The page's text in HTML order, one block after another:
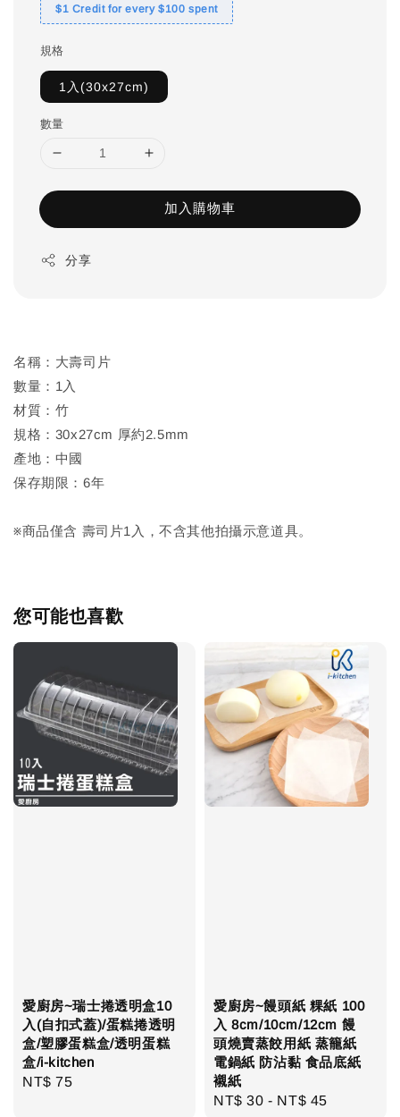
$1 Credit for every $100 spent
規格
1入(30x27cm)
數量
加入購物車
分享
名稱：大壽司片
數量：1入
材質：竹
規格：30x27cm 厚約2.5mm
產地：中國
保存期限：6年
※商品僅含 壽司片1入，不含其他拍攝示意道具。
您可能也喜歡
愛廚房~瑞士捲透明盒10
入(自扣式蓋)/蛋糕捲透明
盒/塑膠蛋糕盒/透明蛋糕
盒/i-kitchen
Regular
NT$ 75
愛廚房~饅頭紙 粿紙 100
入 8cm/10cm/12cm 饅
頭燒賣蒸餃用紙 蒸籠紙
電鍋紙 防沾黏 食品底紙
襯紙
Regular
NT$ 30 - NT$ 45